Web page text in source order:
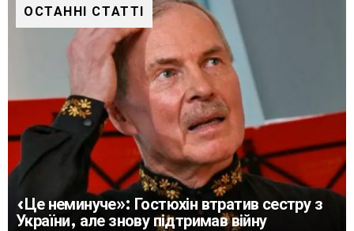
ОСТАННІ СТАТТІ
«Це неминуче»: Гостюхін втратив сестру з
України, але знову підтримав війну